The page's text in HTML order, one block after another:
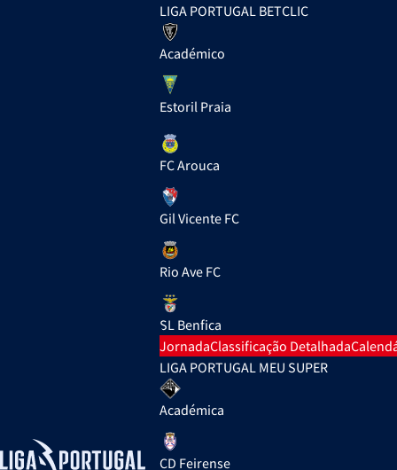
LIGA PORTUGAL BETCLIC
Académico
Estoril Praia
FC Arouca
Gil Vicente FC
Rio Ave FC
SL Benfica
JornadaClassificação Detalhada
LIGA PORTUGAL MEU SUPER
Académica
CD Feirense